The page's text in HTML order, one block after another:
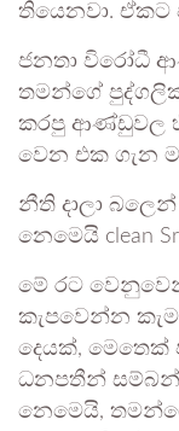
තියෙනවා. ඒකට
ජනතා විරෝධී
තමන්ගේ
කරපු ආණ්ඩුවල
වෙන එක ගැන
නීති දාලා
නෙමෙයි clean
මේ රට
කැපවෙන්න
දෙයක්, මෙතෙක්
ධනපතීන්
නෙමෙයි,